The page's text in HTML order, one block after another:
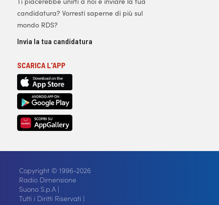
candidatura? Vorresti saperne di più sul
mondo RDS?
Invia la tua candidatura
SCARICA L'APP
Copyright © 1996-2026
Radio Dimensione
Suono S.p.A |
Tutti i Diritti Riservati |